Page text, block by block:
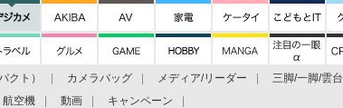
クト） カメラバッグ メディア/リーダー 三脚/一脚/雲台
航空機 動画 キャンペーン